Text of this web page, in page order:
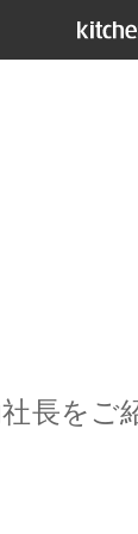
長をご